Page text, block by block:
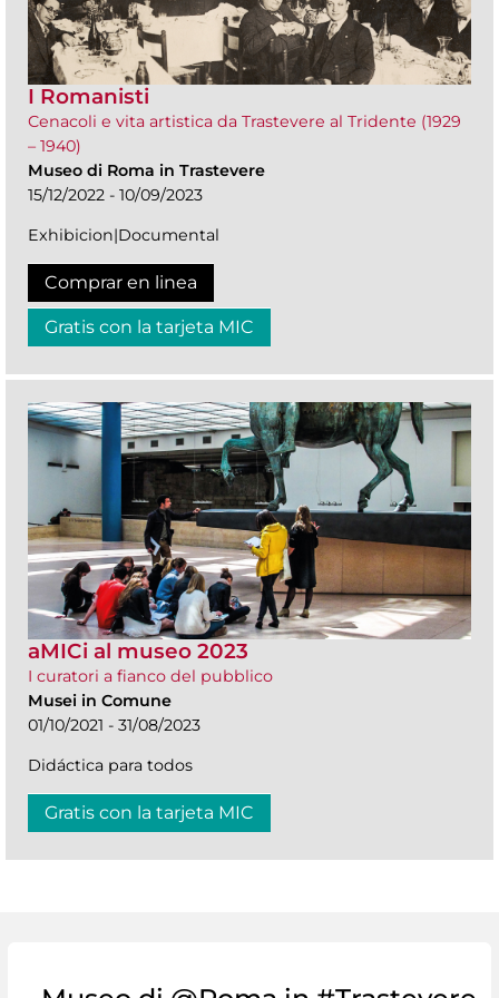
I Romanisti
Cenacoli e vita artistica da Trastevere al Tridente (1929
– 1940)
Museo di Roma in Trastevere
15/12/2022 - 10/09/2023
Exhibicion|Documental
Comprar en linea
Gratis con la tarjeta MIC
aMICi al museo 2023
I curatori a fianco del pubblico
Musei in Comune
01/10/2021 - 31/08/2023
Didáctica para todos
Gratis con la tarjeta MIC